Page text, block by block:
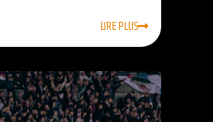
LIRE PLUS